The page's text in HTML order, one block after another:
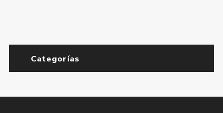
Categorías